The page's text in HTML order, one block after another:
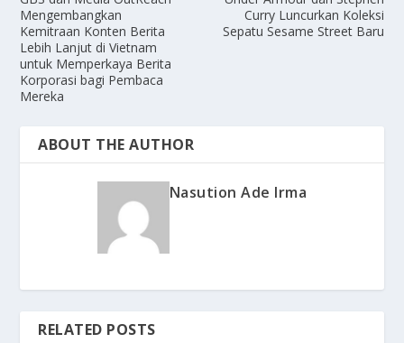
Mengembangkan
Kemitraan Konten Berita
Lebih Lanjut di Vietnam
untuk Memperkaya Berita
Korporasi bagi Pembaca
Mereka
Curry Luncurkan Koleksi
Sepatu Sesame Street Baru
ABOUT THE AUTHOR
Nasution Ade Irma
RELATED POSTS